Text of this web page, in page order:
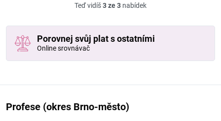
Teď vidíš3 ze 3 nabídek
Porovnej svůj plat s ostatními
Online srovnávač
Profese (okres Brno-město)